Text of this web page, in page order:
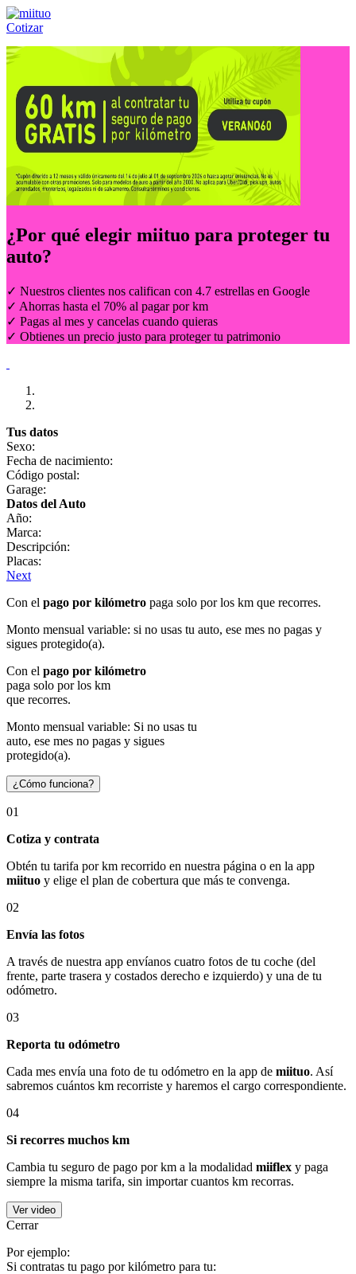
Cotizar
Llámanos al:(55) 84-21-05-00 ó
¿Por qué elegir miituo para proteger tu
auto?
✓ Nuestros clientes nos califican con 4.7 estrellas en Google
✓ Ahorras hasta el 70% al pagar por km
✓ Pagas al mes y cancelas cuando quieras
✓ Obtienes un precio justo para proteger tu patrimonio
Tus datos
Sexo:
Fecha de nacimiento:
Código postal:
Garage:
Datos del Auto
Año:
Marca:
Descripción:
Placas:
Next
Con el pago por kilómetro paga solo por los km que recorres.
Monto mensual variable: si no usas tu auto, ese mes no pagas y
sigues protegido(a).
Con el pago por kilómetro
paga solo por los km
que recorres.
Monto mensual variable: Si no usas tu
auto, ese mes no pagas y sigues
protegido(a).
¿Cómo funciona?
01
Cotiza y contrata
Obtén tu tarifa por km recorrido en nuestra página o en la app
miituo y elige el plan de cobertura que más te convenga.
02
Envía las fotos
A través de nuestra app envíanos cuatro fotos de tu coche (del
frente, parte trasera y costados derecho e izquierdo) y una de tu
odómetro.
03
Reporta tu odómetro
Cada mes envía una foto de tu odómetro en la app de miituo. Así
sabremos cuántos km recorriste y haremos el cargo correspondiente.
04
Si recorres muchos km
Cambia tu seguro de pago por km a la modalidad miiflex y paga
siempre la misma tarifa, sin importar cuantos km recorras.
Ver video
Cerrar
Por ejemplo:
Si contratas tu pago por kilómetro para tu: